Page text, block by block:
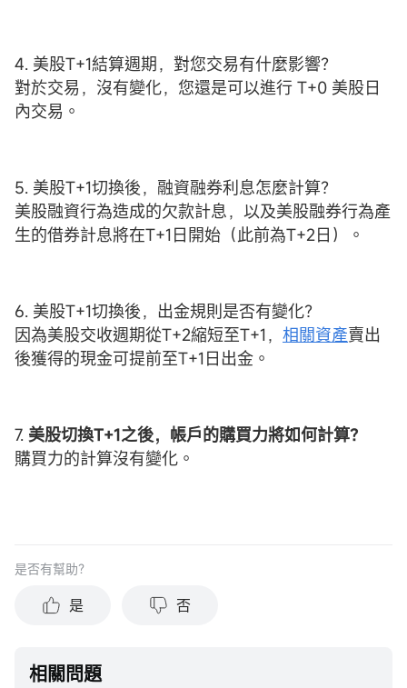
4. 美股T+1結算週期，對您交易有什麼影響？
對於交易，沒有變化，您還是可以進行 T+0 美股日
內交易。
5. 美股T+1切換後，融資融券利息怎麼計算？
美股融資行為造成的欠款計息，以及美股融券行為產
生的借券計息將在T+1日開始（此前為T+2日）。
6. 美股T+1切換後，出金規則是否有變化？
因為美股交收週期從T+2縮短至T+1， 相關資產賣出
後獲得的現金可提前至T+1日出金。
7. 美股切換T+1之後，帳戶的購買力將如何計算？
購買力的計算沒有變化。
是否有幫助？
是 否
相關問題